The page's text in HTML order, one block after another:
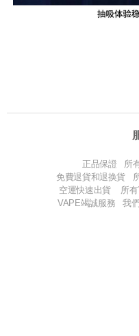
正品保證 所
免費退貨和退换貨
空運快速出貨 所有
VAPE竭誠服務 我